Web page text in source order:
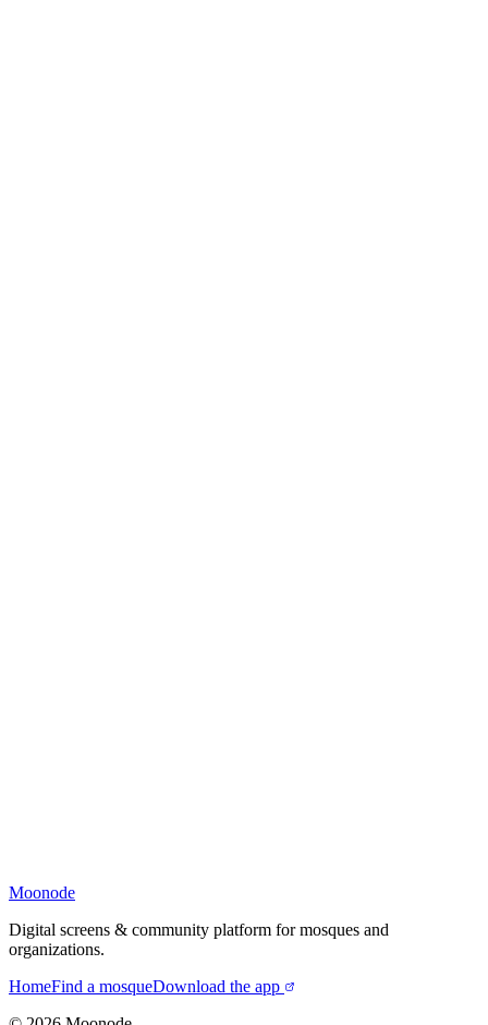
Moonode
Digital screens & community platform for mosques and
organizations.
HomeFind a mosqueDownload the app